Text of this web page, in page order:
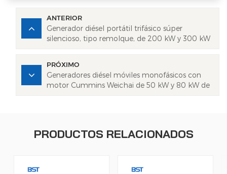
ANTERIOR
Generador diésel portátil trifásico súper
silencioso, tipo remolque, de 200 kW y 300 kW
PRÓXIMO
Generadores diésel móviles monofásicos con
motor Cummins Weichai de 50 kW y 80 kW de
PRODUCTOS RELACIONADOS